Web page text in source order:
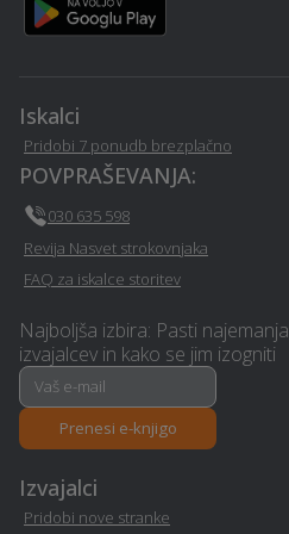
Računalništvo in IT
storitve - Sveti-jurij-ob-
Montaža knaufa - Sveti-
jurij-ob-scavnici
Dobava, gradnja in
montaža bazenov - Sveti-
jurij-ob-scavnici
jurij-ob-scavnici
Iskalci
Pridobi 7 ponudb brezplačno
POVPRAŠEVANJA:
030 635 598
Revija Nasvet strokovnjaka
FAQ za iskalce storitev
Najboljša izbira: Pasti najemanja
izvajalcev in kako se jim izogniti
Prenesi e-knjigo
Izvajalci
Pridobi nove stranke